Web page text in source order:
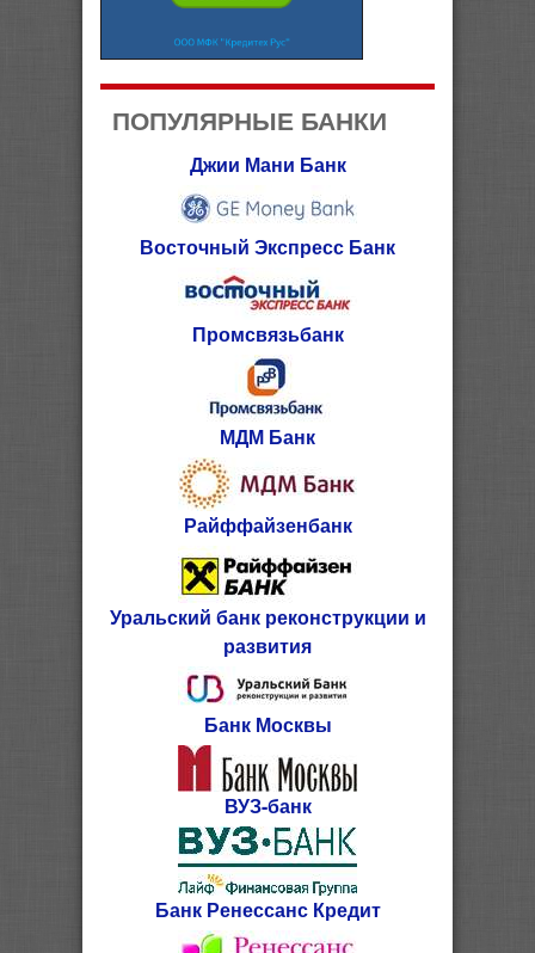
ПОПУЛЯРНЫЕ БАНКИ
Джии Мани Банк
Восточный Экспресс Банк
Промсвязьбанк
МДМ Банк
Райффайзенбанк
Уральский банк реконструкции и
развития
Банк Москвы
ВУЗ-банк
Банк Ренессанс Кредит